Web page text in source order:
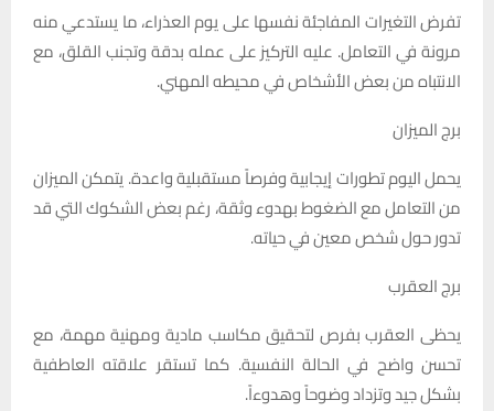
تفرض التغيرات المفاجئة نفسها على يوم العذراء، ما يستدعي منه
مرونة في التعامل. عليه التركيز على عمله بدقة وتجنب القلق، مع
الانتباه من بعض الأشخاص في محيطه المهني.
برج الميزان
يحمل اليوم تطورات إيجابية وفرصاً مستقبلية واعدة. يتمكن الميزان
من التعامل مع الضغوط بهدوء وثقة، رغم بعض الشكوك التي قد
تدور حول شخص معين في حياته.
برج العقرب
يحظى العقرب بفرص لتحقيق مكاسب مادية ومهنية مهمة، مع
تحسن واضح في الحالة النفسية. كما تستقر علاقته العاطفية
بشكل جيد وتزداد وضوحاً وهدوءاً.